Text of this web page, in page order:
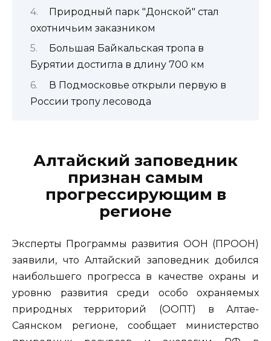
Природный парк "Донской" стал
охотничьим заказником
Большая Байкальская тропа в
Бурятии достигла в длину 700 км
В Подмосковье открыли первую в
России тропу лесовода
Алтайский заповедник
признан самым
прогрессирующим в
регионе
Эксперты Программы развития ООН (ПРООН)
заявили, что Алтайский заповедник добился
наибольшего прогресса в качестве охраны и
уровню развития среди особо охраняемых
природных территорий (ООПТ) в Алтае-
Саянском регионе, сообщает министерство